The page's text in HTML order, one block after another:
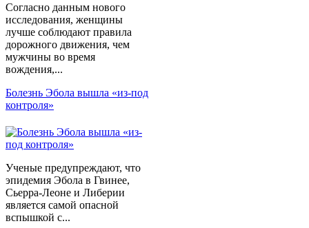
Согласно данным нового
исследования, женщины
лучше соблюдают правила
дорожного движения, чем
мужчины во время
вождения,...
Болезнь Эбола вышла «из-под
контроля»
Ученые предупреждают, что
эпидемия Эбола в Гвинее,
Сьерра-Леоне и Либерии
является самой опасной
вспышкой с...